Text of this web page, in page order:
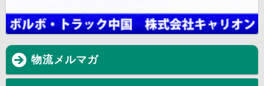
物流メルマガ